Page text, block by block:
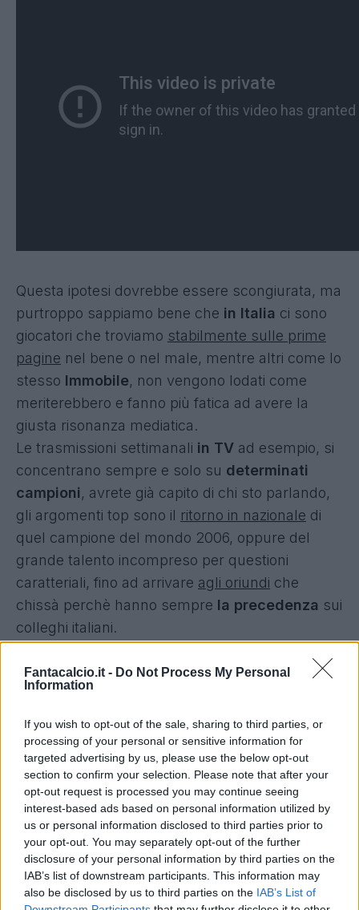
Fantacalcio.it - Do Not Process My Personal
Information
If you wish to opt-out of the sale, sharing to third parties, or
processing of your personal or sensitive information for
targeted advertising by us, please use the below opt-out
section to confirm your selection. Please note that after your
opt-out request is processed you may continue seeing
interest-based ads based on personal information utilized by
us or personal information disclosed to third parties prior to
your opt-out. You may separately opt-out of the further
disclosure of your personal information by third parties on the
IAB’s list of downstream participants. This information may
also be disclosed by us to third parties on the IAB’s List of
Questa ipotesi dovrebbe essere scongiurata, ma
purtroppo sappiamo bene che in Italia ci sono
giocatori che troviamo stabilmente sulle prime
pagine nel bene o nel male, mentre altri come lo
stesso Immobile, non vengono lodati come
meriterebbero e fanno più fatica ad avere la
giusta risonanza mediatica.
Le trasmissioni settimanali in TV ad esempio, si
concentrano sempre e solo su determinati
campioni, avrete già capito di chi sto parlando,
gli argomenti top sono il ritorno in nazionale di
quel campione del mondo 2006, oppure del
grande talento incompreso per questioni
caratteriali, fino ad arrivare agli oriundi che
chissà perchè hanno sempre la precedenza sui
colleghi italiani.
alla vostra attenzione è : "Se Immobile fosse
stato straniero, quanta risonanza mediatica
avrebbe rispetto a quella che ha oggi ?" .
Paolo Pierangelo
Autore
Redazione Fantacalcio.it